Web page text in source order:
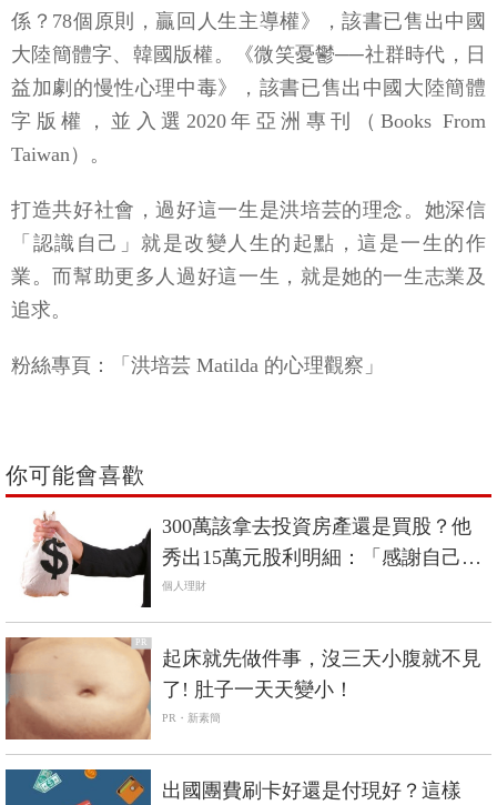
係？78個原則，贏回人生主導權》，該書已售出中國
大陸簡體字、韓國版權。《微笑憂鬱──社群時代，日
益加劇的慢性心理中毒》，該書已售出中國大陸簡體
字版權，並入選2020年亞洲專刊（Books From
Taiwan）。
打造共好社會，過好這一生是洪培芸的理念。她深信
「認識自己」就是改變人生的起點，這是一生的作
業。而幫助更多人過好這一生，就是她的一生志業及
追求。
粉絲專頁：「洪培芸 Matilda 的心理觀察」
你可能會喜歡
300萬該拿去投資房產還是買股？他
秀出15萬元股利明細：「感謝自己當
年的蠢動…」
個人理財
PR
起床就先做件事，沒三天小腹就不見
了! 肚子一天天變小！
PR・新素簡
出國團費刷卡好還是付現好？這樣